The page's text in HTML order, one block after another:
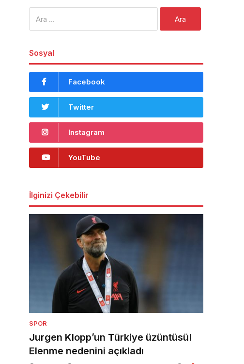
Sosyal
Facebook
Twitter
Instagram
YouTube
İlginizi Çekebilir
SPOR
Jurgen Klopp’un Türkiye üzüntüsü!
Elenme nedenini açıkladı